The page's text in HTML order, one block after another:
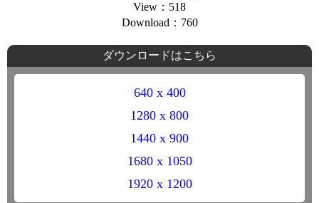
View：518
Download：760
ダウンロードはこちら
640 x 400
1280 x 800
1440 x 900
1680 x 1050
1920 x 1200